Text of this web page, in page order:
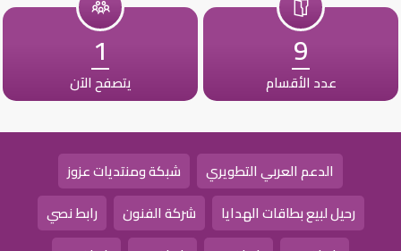
9
عدد الأقسام
1
يتصفح الآن
الدعم العربي التطويري
شبكة ومنتديات عزوز
رحيل لبيع بطاقات الهدايا
شركة الفنون
رابط نصي